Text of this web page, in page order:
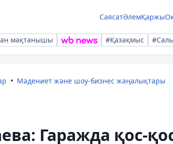
СаясатӘлемҚаржы
мақтанышы #Қазақмыс
Мәдениет және шоу-бизнес жаңалықтары
Гаражда қос-